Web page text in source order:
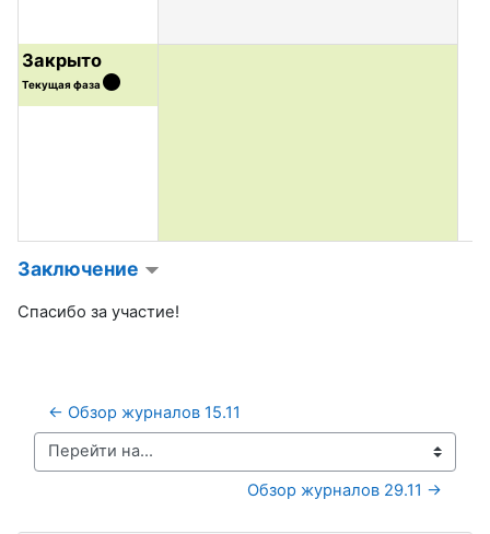
Закрыто
Текущая фаза
Заключение
Спасибо за участие!
← Обзор журналов 15.11
Перейти на...
Обзор журналов 29.11 →